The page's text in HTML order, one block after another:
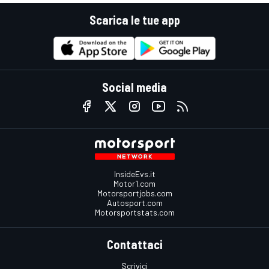
Scarica le tue app
Social media
InsideEvs.it
Motor1.com
Motorsportjobs.com
Autosport.com
Motorsportstats.com
Contattaci
Scrivici